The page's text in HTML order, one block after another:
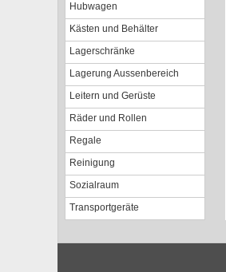
Hubwagen
Kästen und Behälter
Lagerschränke
Lagerung Aussenbereich
Leitern und Gerüste
Räder und Rollen
Regale
Reinigung
Sozialraum
Transportgeräte